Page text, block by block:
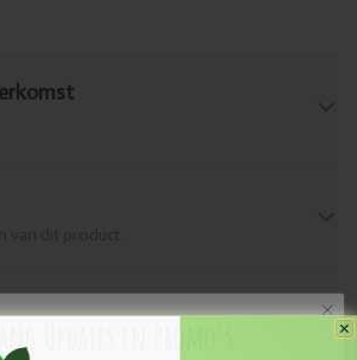
Updates en Promo's